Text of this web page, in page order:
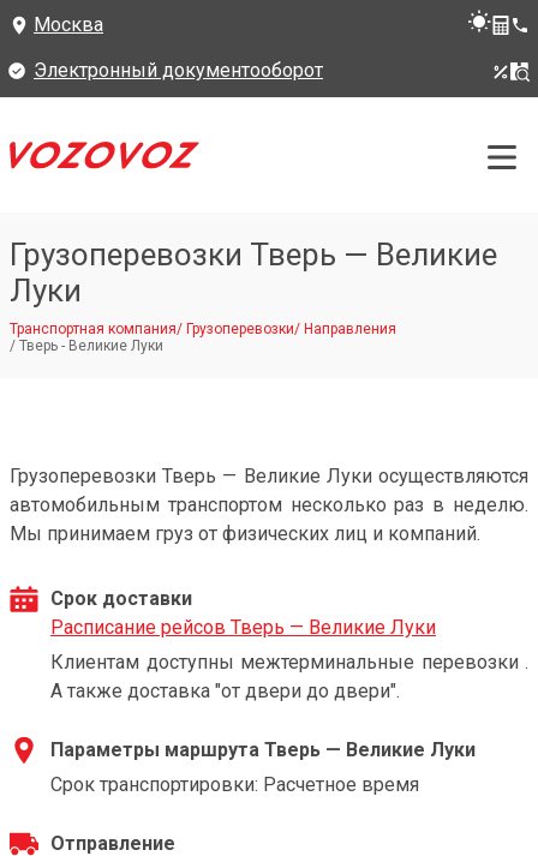
Москва
Электронный документооборот
Грузоперевозки Тверь — Великие
Луки
Транспортная компания/ Грузоперевозки/ Направления
/ Тверь - Великие Луки
Грузоперевозки Тверь — Великие Луки осуществляются
автомобильным транспортом несколько раз в неделю.
Мы принимаем груз от физических лиц и компаний.
Срок доставки
Расписание рейсов Тверь — Великие Луки
Клиентам доступны межтерминальные перевозки .
А также доставка "от двери до двери".
Параметры маршрута Тверь — Великие Луки
Срок транспортировки: Расчетное время
Отправление